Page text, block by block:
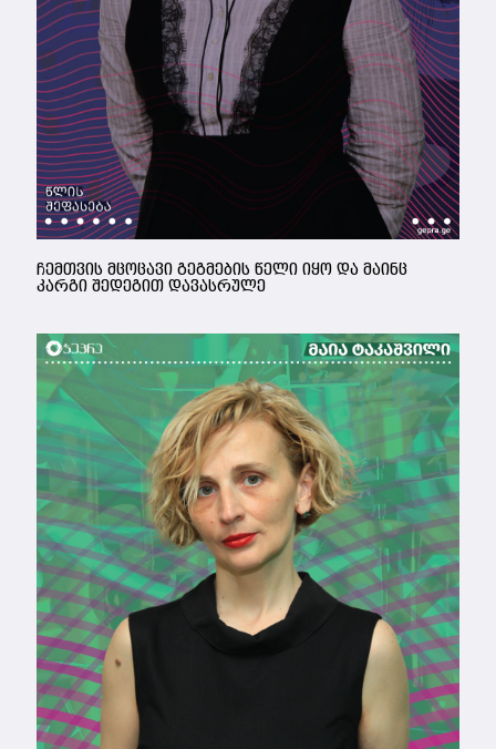
ჩემთვის მცოცავი გეგმების წელი იყო და მაინც
კარგი შედეგით დავასრულე